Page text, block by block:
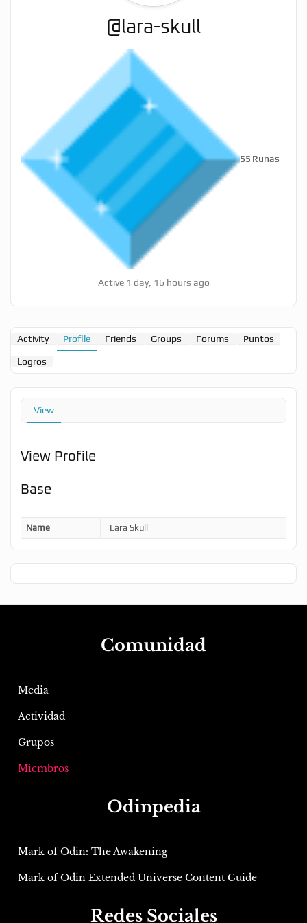
@lara-skull
55 Runas
Active 1 day, 16 hours ago
Activity Profile Friends Groups Forums Puntos
Logros
View
View Profile
Base
Name Lara Skull
Comunidad
Media
Actividad
Grupos
Miembros
Odinpedia
Mark of Odin: The Awakening
Mark of Odin Extended Universe Content Guide
Redes Sociales